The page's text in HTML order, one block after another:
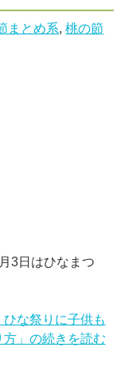
まとめ系,桃の節
3日はひなまつ
ひな祭りに子供も
方」の続きを読む